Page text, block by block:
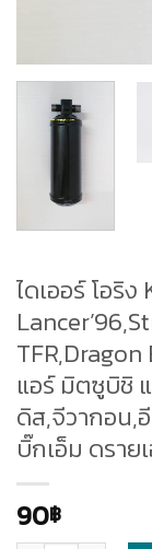
ไดเออร์ โอริ
TFR,Dragon
แอร์ มิตซูบิชิ
ดิส,จีวากอน,
บิ๊กเอ็ม ดราย
90฿